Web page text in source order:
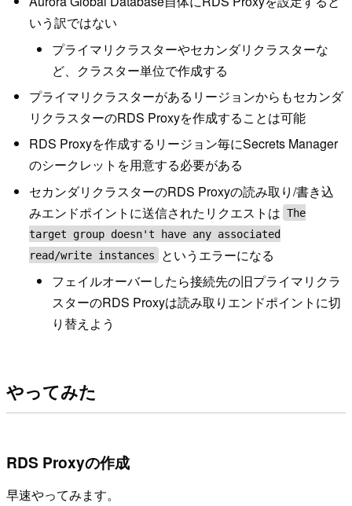
いう訳ではない
プライマリクラスターやセカンダリクラスターな
ど、クラスター単位で作成する
プライマリクラスターがあるリージョンからもセカンダ
リクラスターのRDS Proxyを作成することは可能
RDS Proxyを作成するリージョン毎にSecrets Manager
のシークレットを用意する必要がある
セカンダリクラスターのRDS Proxyの読み取り/書き込
みエンドポイントに送信されたリクエストは The
target group doesn't have any associated
read/write instances
というエラーになる
フェイルオーバーしたら接続先の旧プライマリクラ
スターのRDS Proxyは読み取りエンドポイントに切
り替えよう
やってみた
RDS Proxyの作成
早速やってみます。